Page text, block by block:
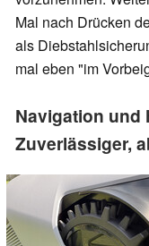
Mal nach Drücken
als
mal eben "im
Navigation und
Zuverlässiger,